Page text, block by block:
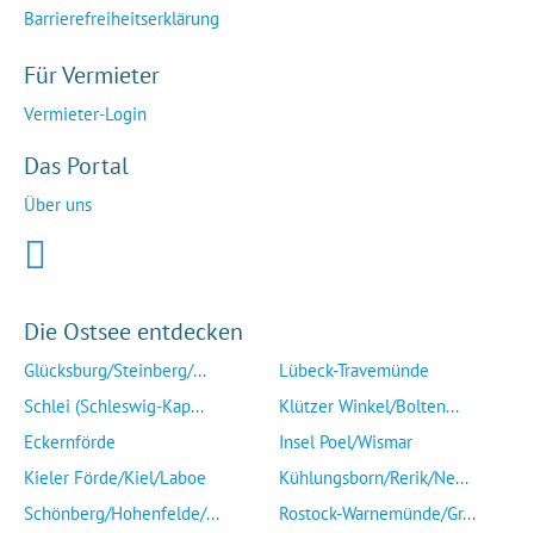
Barrierefreiheitserklärung
Für Vermieter
Vermieter-Login
Das Portal
Über uns
Die Ostsee entdecken
Glücksburg/Steinberg/...
Schlei (Schleswig-Kap...
Eckernförde
Kieler Förde/Kiel/Laboe
Schönberg/Hohenfelde/...
Lübeck-Travemünde
Klützer Winkel/Bolten...
Insel Poel/Wismar
Kühlungsborn/Rerik/Ne...
Rostock-Warnemünde/Gr...